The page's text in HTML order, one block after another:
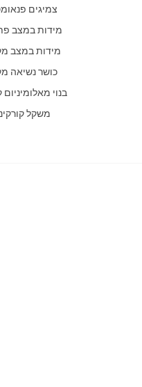
צמיגים פנאומטים
מידות במצב
מידות במצב
כושר נשיאה
בנוי
משקל קורקינט